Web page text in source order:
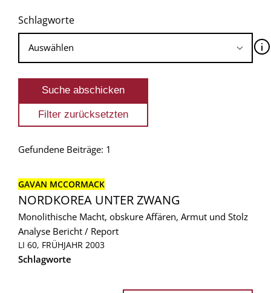
Schlagworte
🛈
Gefundene Beiträge: 1
GAVAN MCCORMACK
NORDKOREA UNTER ZWANG
Monolithische Macht, obskure Affären, Armut und Stolz
Analyse Bericht / Report
LI 60, FRÜHJAHR 2003
Schlagworte